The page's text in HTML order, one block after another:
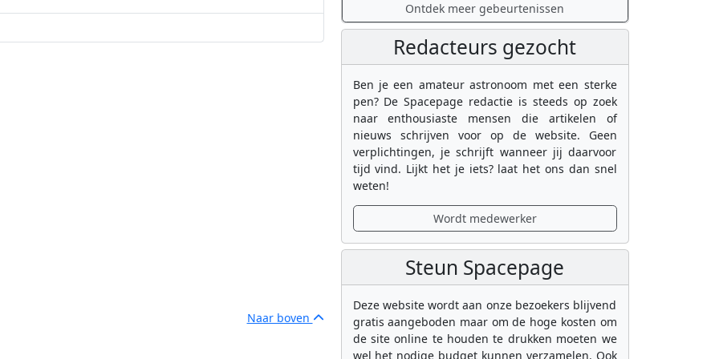
Naar boven
Ontdek meer gebeurtenissen
Redacteurs gezocht
Ben je een amateur astronoom met een sterke
pen? De Spacepage redactie is steeds op zoek
naar enthousiaste mensen die artikelen of
nieuws schrijven voor op de website. Geen
verplichtingen, je schrijft wanneer jij daarvoor
tijd vind. Lijkt het je iets? laat het ons dan snel
weten!
Wordt medewerker
Steun Spacepage
Deze website wordt aan onze bezoekers blijvend
gratis aangeboden maar om de hoge kosten om
de site online te houden te drukken moeten we
wel het nodige budget kunnen verzamelen. Ook